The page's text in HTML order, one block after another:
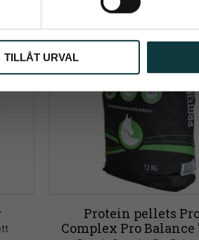
TILLÅT URVAL
Protein pellets
Complex Pro Balance